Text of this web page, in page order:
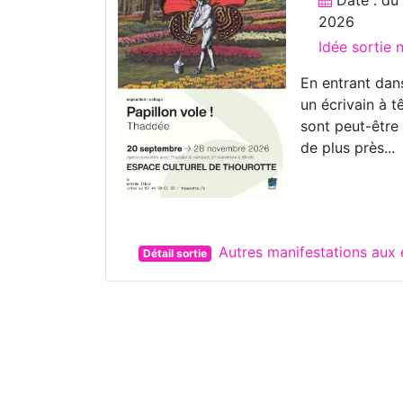
2026
Idée sortie
En entrant
un écrivain à
sont peut-être
de plus près...
Détail sortie Autres manifestations aux